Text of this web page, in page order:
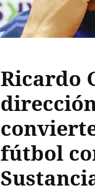
Ricardo
fútbol